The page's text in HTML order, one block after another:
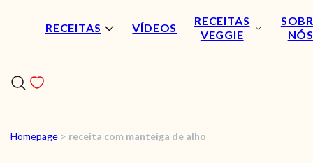
RECEITAS VÍDEOS
RECEITAS
VEGGIE
NÓS
RECEITAS
Homepage > receita com manteiga de alho